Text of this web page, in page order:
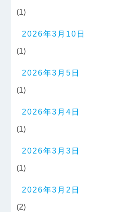
(1)
2026年3月10日
(1)
2026年3月5日
(1)
2026年3月4日
(1)
2026年3月3日
(1)
2026年3月2日
(2)